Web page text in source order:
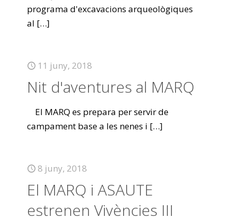
programa d'excavacions arqueològiques
al […]
11 juny, 2018
Nit d'aventures al MARQ
El MARQ es prepara per servir de
campament base a les nenes i […]
8 juny, 2018
El MARQ i ASAUTE
estrenen Vivències III